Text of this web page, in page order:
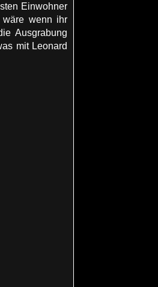
Einwohner
wäre wenn ihr
Ausgrabung
mit Leonard